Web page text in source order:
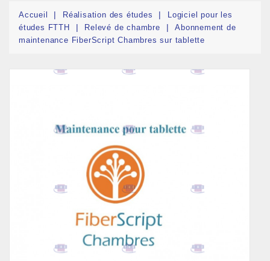
Accueil Réalisation des études
Logiciel pour les
études FTTH
Relevé de chambre
Abonnement de
maintenance FiberScript Chambres sur tablette